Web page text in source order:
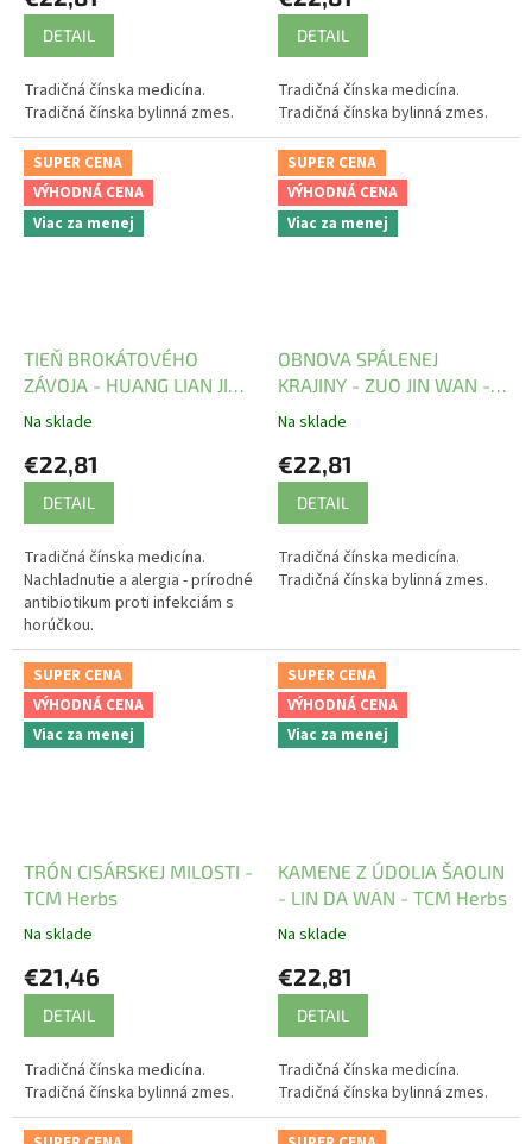
DETAIL
Tradičná čínska medicína.
Tradičná čínska bylinná zmes.
DETAIL
Tradičná čínska medicína.
Tradičná čínska bylinná zmes.
SUPER CENA
VÝHODNÁ CENA
Viac za menej
TIEŇ BROKÁTOVÉHO
ZÁVOJA - HUANG LIAN JIE
DU WAN - TCM Herbs
Na sklade
€22,81
DETAIL
Tradičná čínska medicína.
Nachladnutie a alergia - prírodné
antibiotikum proti infekciám s
horúčkou.
SUPER CENA
VÝHODNÁ CENA
Viac za menej
OBNOVA SPÁLENEJ
KRAJINY - ZUO JIN WAN -
TCM Herbs
Na sklade
€22,81
DETAIL
Tradičná čínska medicína.
Tradičná čínska bylinná zmes.
SUPER CENA
VÝHODNÁ CENA
Viac za menej
TRÓN CISÁRSKEJ MILOSTI -
TCM Herbs
Na sklade
€21,46
DETAIL
Tradičná čínska medicína.
Tradičná čínska bylinná zmes.
SUPER CENA
VÝHODNÁ CENA
Viac za menej
KAMENE Z ÚDOLIA ŠAOLIN
- LIN DA WAN - TCM Herbs
Na sklade
€22,81
DETAIL
Tradičná čínska medicína.
Tradičná čínska bylinná zmes.